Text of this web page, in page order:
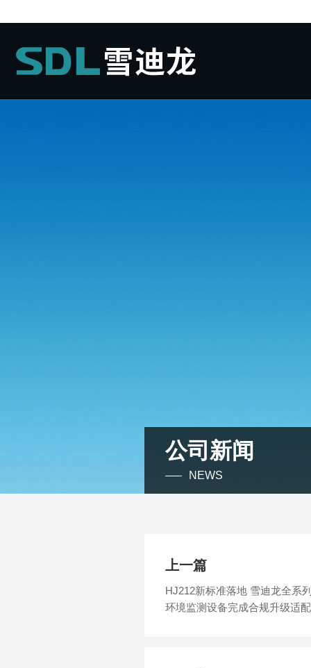
公司新闻
NEWS
上一篇
HJ212新标准落地 雪迪龙全系
环境监测设备完成合规升级适配